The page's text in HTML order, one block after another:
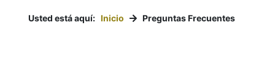
Usted está aquí: Inicio Preguntas Frecuentes